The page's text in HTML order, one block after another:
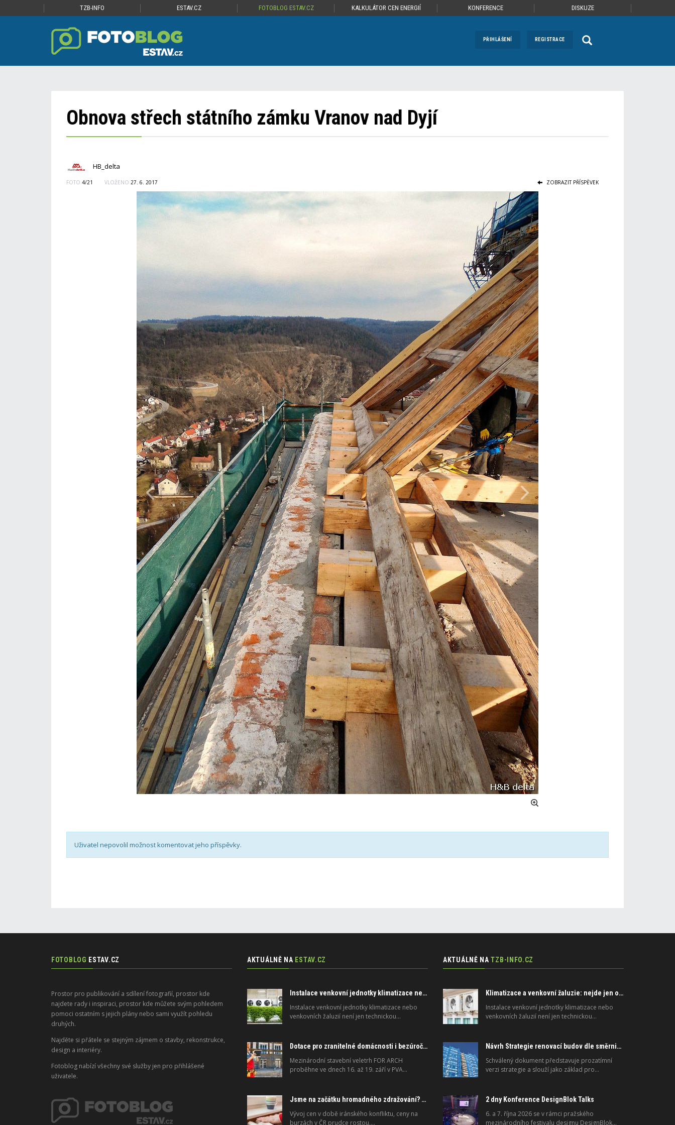
TZB-INFO ESTAV.CZ FOTOBLOG ESTAV.CZ KALKULÁTOR CEN ENERGIÍ KONFERENCE DISKUZE
PŘIHLÁŠENÍ REGISTRACE
Obnova střech státního zámku Vranov nad Dyjí
HB_delta
FOTO 4/21 VLOŽENO 27. 6. 2017 ZOBRAZIT PŘÍSPĚVEK
Uživatel nepovolil možnost komentovat jeho příspěvky.
FOTOBLOG ESTAV.CZ
Prostor pro publikování a sdílení fotografií, prostor kde
najdete rady i inspiraci, prostor kde můžete svým pohledem
pomoci ostatním s jejich plány nebo sami využít pohledu
druhých.
Najděte si přátele se stejným zájmem o stavby, rekonstrukce,
design a interiéry.
Fotoblog nabízí všechny své služby jen pro přihlášené
uživatele.
AKTUÁLNĚ NA ESTAV.CZ
Instalace venkovní jednotky klimatizace nebo žaluzií podléhá jasným právním pravidlům
Instalace venkovní jednotky klimatizace nebo
venkovních žaluzií není jen technickou…
Dotace pro zranitelné domácnosti i bezúročný úvěr, poradenství na veletrhu FOR ARCH
Mezinárodní stavební veletrh FOR ARCH
proběhne ve dnech 16. až 19. září v PVA…
Jsme na začátku hromadného zdražování? Tři dodavatelé zvýšili ceny
Vývoj cen v době iránského konfliktu, ceny na
burzách v ČR prudce rostou.…
AKTUÁLNĚ NA TZB-INFO.CZ
Klimatizace a venkovní žaluzie: nejde jen o peníze, ale i o právo
Instalace venkovní jednotky klimatizace nebo
venkovních žaluzií není jen technickou…
Návrh Strategie renovací budov dle směrnice 2024/1275/EU o energetické náročnosti budov
Schválený dokument představuje prozatímní
verzi strategie a slouží jako základ pro…
2 dny Konference DesignBlok Talks
6. a 7. října 2026 se v rámci pražského
mezinárodního festivalu designu DesignBlok…